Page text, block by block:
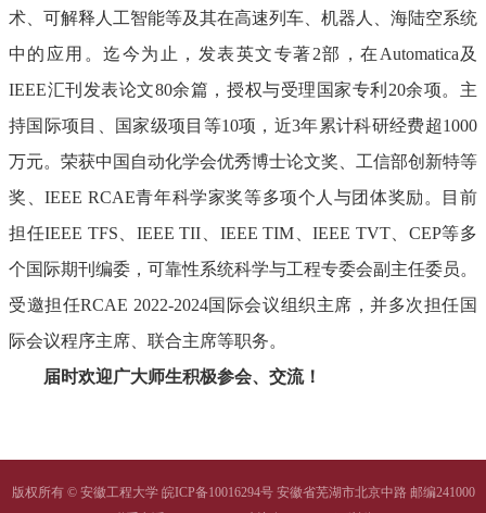
术、可解释人工智能等及其在高速列车、机器人、海陆空系统
中的应用。迄今为止，发表英文专著2部，在 Automatica 及
IEEE汇刊发表论文80余篇，授权与受理国家专利 20余项。主
持国际项目、国家级项目等10项，近3年累计科研经费超1000
万元。荣获中国自动化学会优秀博士论文奖、工信部创新特等
奖、IEEE RCAE青年科学家奖等多项个人与团体奖励。目前
担任IEEE TFS IEEE TII IEEE TIM 、IEEE TVT、 CEP等多
个国际期刊编委，可靠性系统科学与工程专委会副主任委员。
受邀担任RCAE 2022-2024国际会议组织主席，并多次担任国
际会议程序主席、联合主席等职务。
届时欢迎广大师生积极参会、交流！
版权所有 © 安徽工程大学 皖ICP备10016294号 安徽省芜湖市北京中路 邮编241000